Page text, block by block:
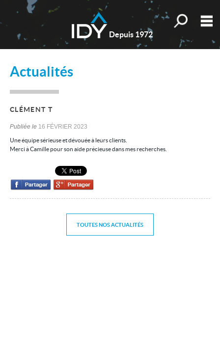
Depuis 1972
Toutes nos
Nos valeurs
Nos actualités
Les témoignages
Mes sélections
Accueil
Actualités
CLÉMENT T
Publiée le 16 FÉVRIER 2023
Une équipe sérieuse et dévouée à leurs clients.
Merci à Camille pour son aide précieuse dans mes recherches.
TOUTES NOS ACTUALITÉS